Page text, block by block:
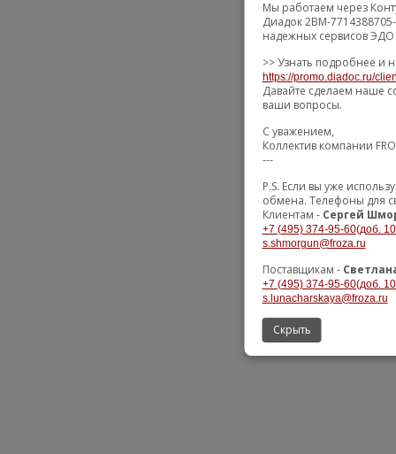
Мы работаем через
Диадок 2BM-
надежных сервисов
>> Узнать подробнее и
https://promo.diadoc.ru/
Давайте сделаем наше
ваши вопросы.
С уважением,
Коллектив компании
---
P.S. Если вы уже
обмена. Телефоны для
Клиентам - Сергей
+7 (495) 374-95-60(доб.
s.shmorgun@froza.ru
Поставщикам -
+7 (495) 374-95-60(доб.
s.lunacharskaya@froza.ru
Скрыть